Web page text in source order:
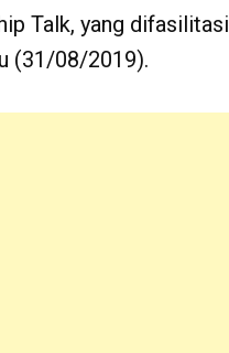
Talk, yang difasilitasi
(31/08/2019).